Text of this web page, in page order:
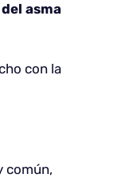
asma
con la
común,